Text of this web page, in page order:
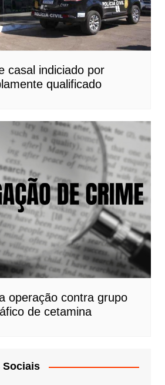
casal indiciado por
qualificado
operação contra grupo
de cetamina
Sociais